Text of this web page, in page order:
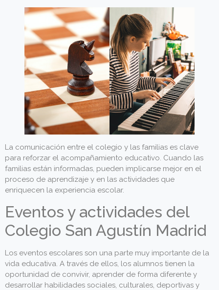
La comunicación entre el colegio y las familias es clave
para reforzar el acompañamiento educativo. Cuando las
familias están informadas, pueden implicarse mejor en el
proceso de aprendizaje y en las actividades que
enriquecen la experiencia escolar.
Eventos y actividades del
Colegio San Agustín Madrid
Los eventos escolares son una parte muy importante de la
vida educativa. A través de ellos, los alumnos tienen la
oportunidad de convivir, aprender de forma diferente y
desarrollar habilidades sociales, culturales, deportivas y